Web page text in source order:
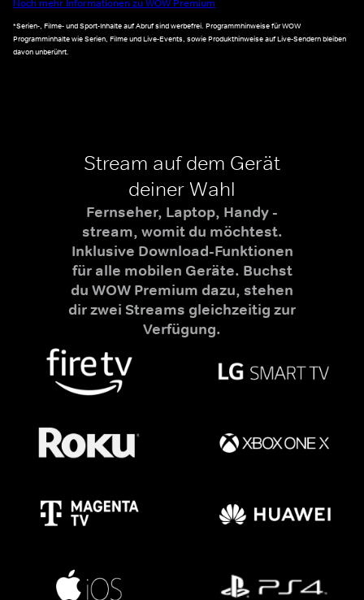
Noch mehr Informationen zu WOW Premium
*Serien-, Filme- und Sport-Inhalte auf Abruf sind werbefrei. Programmhinweise für WOW
Programminhalte wie Serien, Filme und Live-Events, sowie Produkthinweise auf Live-Sendern bleiben
davon unberührt.
Stream auf dem Gerät
deiner Wahl
Fernseher, Laptop, Handy -
stream, womit du möchtest.
Inklusive Download-Funktionen
für alle mobilen Geräte. Buchst
du WOW Premium dazu, stehen
dir zwei Streams gleichzeitig zur
Verfügung.